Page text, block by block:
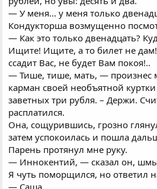
— У меня... у меня только
Кондукторша возмущенно
— Как это только двенадцать?
Ищите! Ищите, а то билет не
ссадит Вас, не будет Вам покоя!..
— Тише, тише, мать, — произнес
карман своей необъятной куртки
заветных три рубля. – Держи.
расплатился.
Она, сощурившись, грозно
затем успокоилась и пошла
Парень протянул мне руку.
— Иннокентий, — сказал он,
Я чуть поморщился, но ответил
— Саша.